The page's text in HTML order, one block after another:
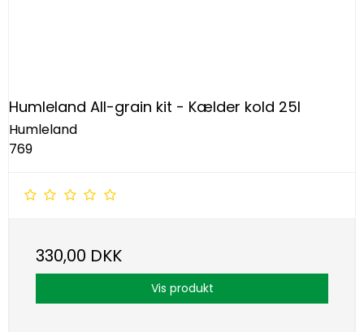
Humleland All-grain kit - Kælder kold 25l
Humleland
769
330,00 DKK
Vis produkt